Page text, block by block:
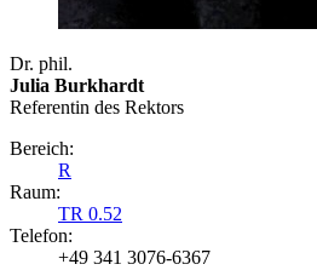
Dr. phil.
Julia Burkhardt
Referentin des Rektors
Bereich:
R
Raum:
TR 0.52
Telefon:
+49 341 3076-6367